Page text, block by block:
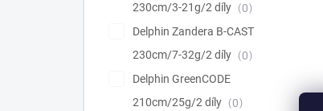
230cm/3-21g/2 díly
0
Delphin Zandera B-CAST
230cm/7-32g/2 díly
0
Delphin GreenCODE
210cm/25g/2 díly
0